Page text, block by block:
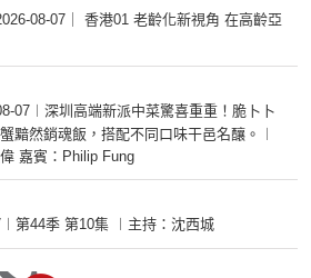
08-07｜ 香港01 老齡化新視角 在高齡亞
07︱深圳高端新派中菜驚喜重重！脆卜卜
黯然銷魂飯，搭配不同口味干邑名釀。︱
嘉賓：Philip Fung
第44季 第10集 ︱主持：沈西城